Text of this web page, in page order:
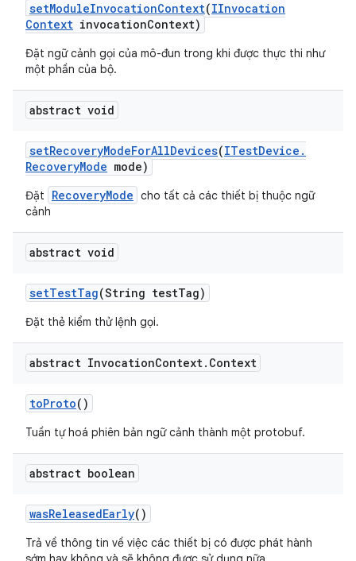
setModuleInvocationContext(IInvocation
Context invocationContext)
Đặt ngữ cảnh gọi của mô-đun trong khi được thực thi như
một phần của bộ.
abstract void
setRecoveryModeForAllDevices(ITestDevice .
RecoveryMode mode)
Đặt RecoveryMode cho tất cả các thiết bị thuộc ngữ
cảnh
abstract void
setTestTag(String testTag)
Đặt thẻ kiểm thử lệnh gọi.
abstract InvocationContext. Context
toProto()
Tuần tự hoá phiên bản ngữ cảnh thành một protobuf.
abstract boolean
wasReleasedEarly()
Trả về thông tin về việc các thiết bị có được phát hành